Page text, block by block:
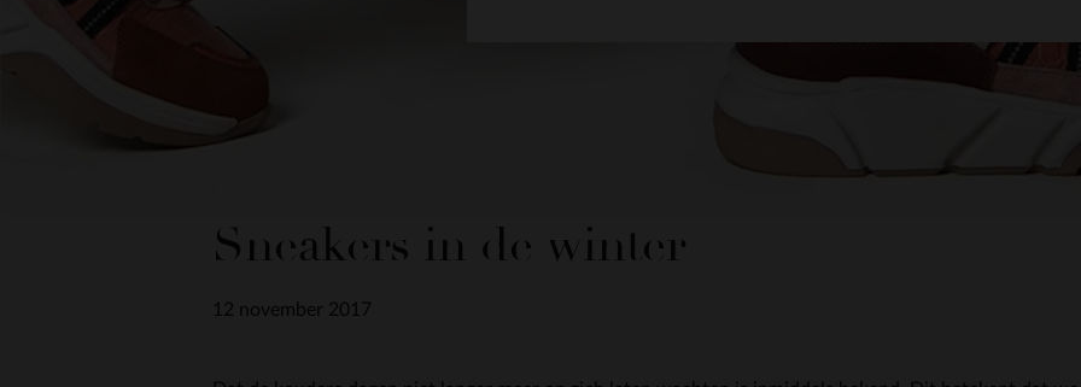
Sneakers in de winter
12 november 2017